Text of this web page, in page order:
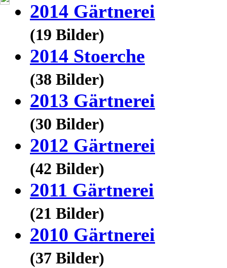
2014 Gärtnerei
(19 Bilder)
2014 Stoerche
(38 Bilder)
2013 Gärtnerei
(30 Bilder)
2012 Gärtnerei
(42 Bilder)
2011 Gärtnerei
(21 Bilder)
2010 Gärtnerei
(37 Bilder)